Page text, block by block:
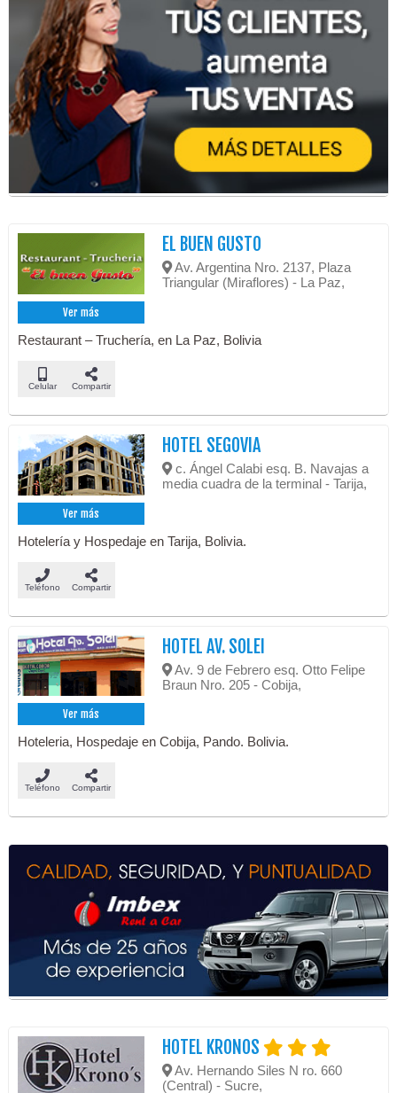
Ver más
EL BUEN GUSTO
Av. Argentina Nro. 2137, Plaza
Triangular (Miraflores) - La Paz,
Restaurant – Truchería, en La Paz, Bolivia
Celular Compartir
Ver más
HOTEL SEGOVIA
c. Ángel Calabi esq. B. Navajas a
media cuadra de la terminal - Tarija,
Hotelería y Hospedaje en Tarija, Bolivia.
Teléfono Compartir
Ver más
HOTEL AV. SOLEI
Av. 9 de Febrero esq. Otto Felipe
Braun Nro. 205 - Cobija,
Hoteleria, Hospedaje en Cobija, Pando. Bolivia.
Teléfono Compartir
HOTEL KRONOS
Av. Hernando Siles N ro. 660
(Central) - Sucre,